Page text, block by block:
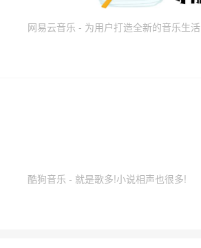
网易云音乐 - 为用户打造全新的音乐生活
酷狗音乐 - 就是歌多!小说相声也很多!